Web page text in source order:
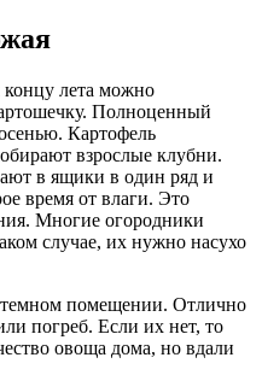
концу лета можно
Полноценный
Картофель
взрослые клубни.
в ящики в один ряд и
время от влаги. Это
Многие огородники
случае, их нужно насухо
помещении. Отлично
погреб. Если их нет, то
овоща дома, но вдали